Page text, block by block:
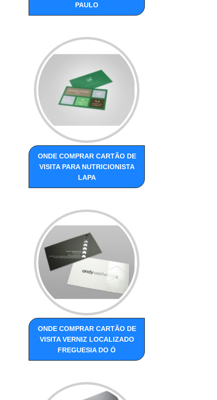
PAULO
ONDE COMPRAR CARTÃO DE
VISITA PARA NUTRICIONISTA
LAPA
ONDE COMPRAR CARTÃO DE
VISITA VERNIZ LOCALIZADO
FREGUESIA DO Ó